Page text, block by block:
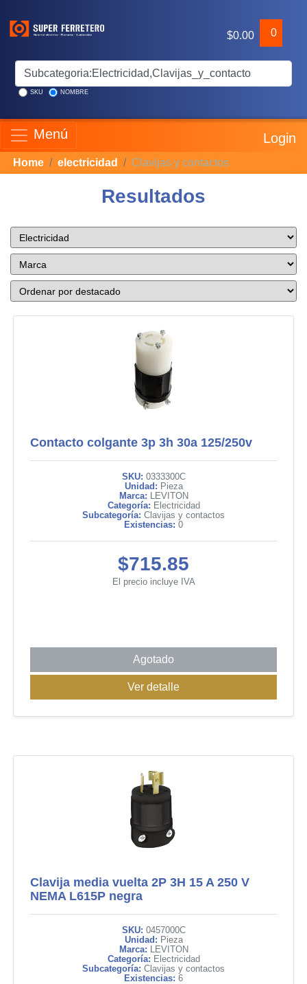
$0.00 0
SKU NOMBRE
Menú Login
Home electricidad Clavijas y contactos
Resultados
Contacto colgante 3p 3h 30a 125/250v
SKU: 0333300C
Unidad: Pieza
Marca: LEVITON
Categoría: Electricidad
Subcategoría: Clavijas y contactos
Existencias: 0
$715.85
El precio incluye IVA
Agotado
Ver detalle
Clavija media vuelta 2P 3H 15 A 250 V
NEMA L615P negra
SKU: 0457000C
Unidad: Pieza
Marca: LEVITON
Categoría: Electricidad
Subcategoría: Clavijas y contactos
Existencias: 6